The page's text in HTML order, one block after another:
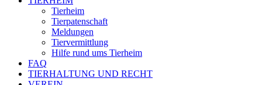
Tierheim
Tierpatenschaft
Meldungen
Tiervermittlung
Hilfe rund ums Tierheim
FAQ
TIERHALTUNG UND RECHT